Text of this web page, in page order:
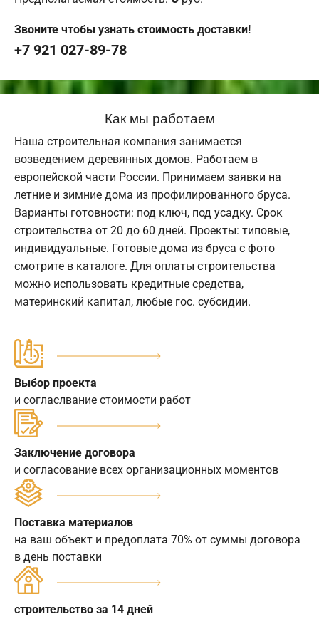
Звоните чтобы узнать стоимость доставки!
+7 921 027-89-78
Как мы работаем
Наша строительная компания занимается
возведением деревянных домов. Работаем в
европейской части России. Принимаем заявки на
летние и зимние дома из профилированного бруса.
Варианты готовности: под ключ, под усадку. Срок
строительства от 20 до 60 дней. Проекты: типовые,
индивидуальные. Готовые дома из бруса с фото
смотрите в каталоге. Для оплаты строительства
можно использовать кредитные средства,
материнский капитал, любые гос. субсидии.
Выбор проекта
и согласлвание стоимости работ
Заключение договора
и согласование всех организационных моментов
Поставка материалов
на ваш объект и предоплата 70% от суммы договора
в день поставки
строительство за 14 дней